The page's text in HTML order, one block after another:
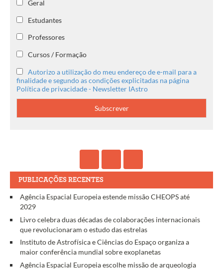
Geral
Estudantes
Professores
Cursos / Formação
Autorizo a utilização do meu endereço de e-mail para a
finalidade e segundo as condições explicitadas na página
Política de privacidade - Newsletter IAstro
PUBLICAÇÕES RECENTES
Agência Espacial Europeia estende missão CHEOPS até
2029
Livro celebra duas décadas de colaborações internacionais
que revolucionaram o estudo das estrelas
Instituto de Astrofísica e Ciências do Espaço organiza a
maior conferência mundial sobre exoplanetas
Agência Espacial Europeia escolhe missão de arqueologia